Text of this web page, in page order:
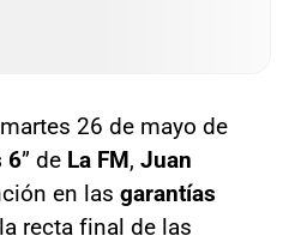
26 de mayo de
6” de La FM, Juan
en las garantías
recta final de las